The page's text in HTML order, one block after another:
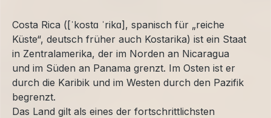
Costa Rica ([ˈkostɑ ˈrikɑ], spanisch für „reiche
Küste“, deutsch früher auch Kostarika) ist ein Staat
in Zentralamerika, der im Norden an Nicaragua
und im Süden an Panama grenzt. Im Osten ist er
durch die Karibik und im Westen durch den Pazifik
begrenzt.
Das Land gilt als eines der fortschrittlichsten